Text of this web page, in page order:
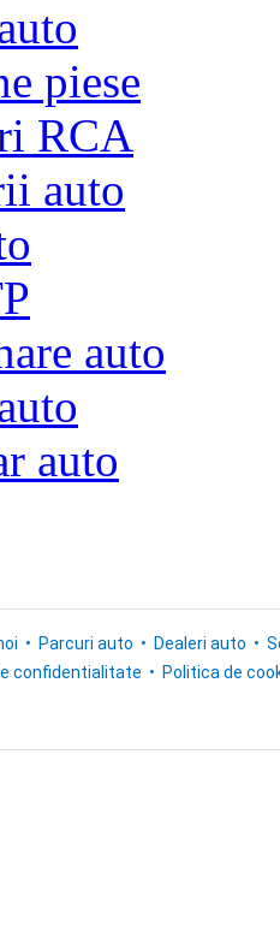
piese
RCA
auto
auto
auto
Parcuri auto Dealeri auto
confidentialitate Politica de